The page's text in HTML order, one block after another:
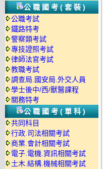
公職國考(套裝)
公職考試
鐵路特考
警察類考試
專技證照考試
律師法官考試
教職考試
調查局.國安局.外交人員
學士後中/西/獸醫課程
關務特考
公職國考(單科)
共同科目
行政.司法相關考試
商業.會計相關考試
電子.電機.資訊相關考試
土木.結構.機械相關考試